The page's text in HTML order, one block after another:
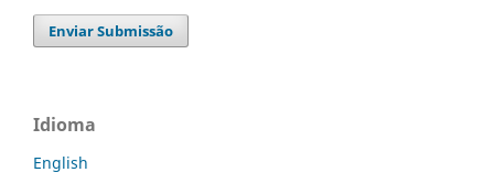
Enviar Submissão
Idioma
English